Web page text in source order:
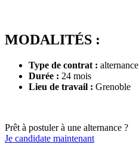
MODALITÉS :
Type de contrat : alternance
Durée : 24 mois
Lieu de travail : Grenoble
Prêt à postuler à une alternance ?
Je candidate maintenant